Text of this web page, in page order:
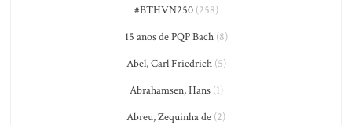
#BTHVN250(258)
15 anos de PQP Bach(8)
Abel, Carl Friedrich(5)
Abrahamsen, Hans(1)
Abreu, Zequinha de (2)